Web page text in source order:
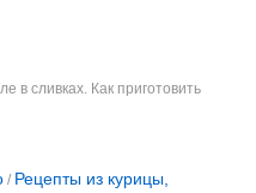
в сливках. Как приготовить
/ Рецепты из курицы,